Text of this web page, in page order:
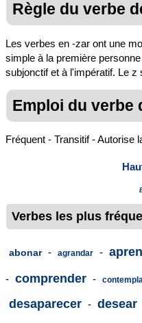
Règle du verbe
Les verbes en -zar ont une
simple à la première
subjonctif et à l'impératif. Le z
Emploi du verbe
Fréquent - Transitif - Autorise
Verbes les plus
abonar - agrandar -
- comprender -
desaparecer - desear